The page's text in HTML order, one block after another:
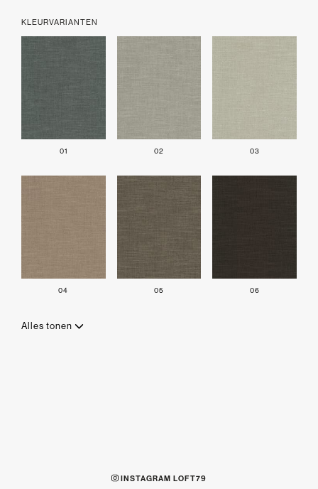
KLEURVARIANTEN
01 02 03
04 05 06
Alles tonen
INSTAGRAM LOFT79